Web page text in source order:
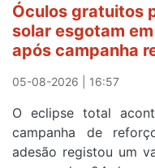
a
meta
em
Sintra
primeira
etapa
da
Óculos gratuitos
solar esgotam
após campanha
05-08-2026 | 16:57
O eclipse total
campanha de
adesão registou um